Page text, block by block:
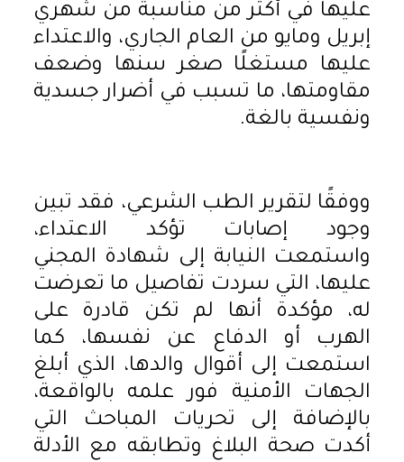
عليها في أكثر من مناسبة من شهري
إبريل ومايو من العام الجاري، والاعتداء
عليها مستغلًا صغر سنها وضعف
مقاومتها، ما تسبب في أضرار جسدية
ونفسية بالغة.
ووفقًا لتقرير الطب الشرعي، فقد تبين
وجود إصابات تؤكد الاعتداء،
واستمعت النيابة إلى شهادة المجني
عليها، التي سردت تفاصيل ما تعرضت
له، مؤكدة أنها لم تكن قادرة على
الهرب أو الدفاع عن نفسها، كما
استمعت إلى أقوال والدها، الذي أبلغ
الجهات الأمنية فور علمه بالواقعة،
بالإضافة إلى تحريات المباحث التي
أكدت صحة البلاغ وتطابقه مع الأدلة